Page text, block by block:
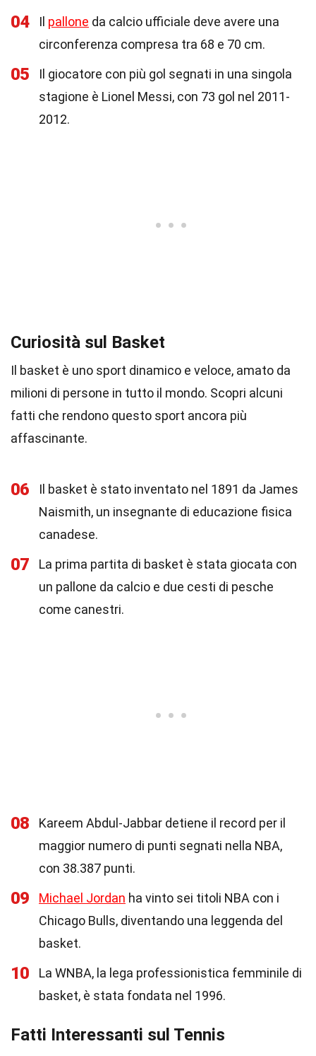
04 Il pallone da calcio ufficiale deve avere una
circonferenza compresa tra 68 e 70 cm.
05
Il giocatore con più gol segnati in una singola
stagione è Lionel Messi, con 73 gol nel 2011-
2012.
Curiosità sul Basket
Il basket è uno sport dinamico e veloce, amato da
milioni di persone in tutto il mondo. Scopri alcuni
fatti che rendono questo sport ancora più
affascinante.
06
Il basket è stato inventato nel 1891 da James
Naismith, un insegnante di educazione fisica
canadese.
07
La prima partita di basket è stata giocata con
un pallone da calcio e due cesti di pesche
come canestri.
08
Kareem Abdul-Jabbar detiene il record per il
maggior numero di punti segnati nella NBA,
con 38.387 punti.
09 Michael Jordan ha vinto sei titoli NBA con i
Chicago Bulls, diventando una leggenda del
basket.
10
La WNBA, la lega professionistica femminile di
basket, è stata fondata nel 1996.
Fatti Interessanti sul Tennis